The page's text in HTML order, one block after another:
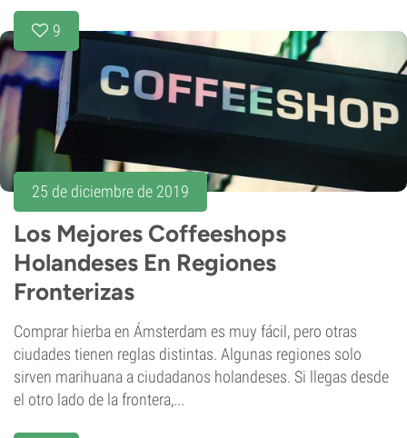
9
25 de diciembre de 2019
Los Mejores Coffeeshops
Holandeses En Regiones
Fronterizas
Comprar hierba en Ámsterdam es muy fácil, pero otras
ciudades tienen reglas distintas. Algunas regiones solo
sirven marihuana a ciudadanos holandeses. Si llegas desde
el otro lado de la frontera,...